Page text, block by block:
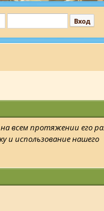
всем протяжении его
и использование нашего